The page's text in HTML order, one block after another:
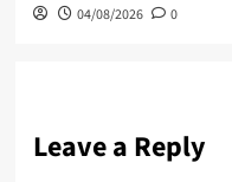
04/08/2026 0
Leave a Reply